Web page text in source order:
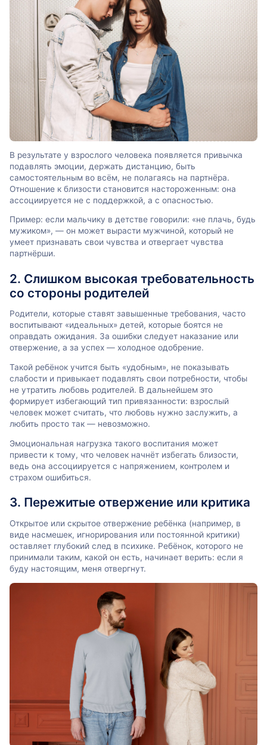
В результате у взрослого человека появляется привычка
подавлять эмоции, держать дистанцию, быть
самостоятельным во всём, не полагаясь на партнёра.
Отношение к близости становится настороженным: она
ассоциируется не с поддержкой, а с опасностью.
Пример: если мальчику в детстве говорили: «не плачь, будь
мужиком», — он может вырасти мужчиной, который не
умеет признавать свои чувства и отвергает чувства
партнёрши.
2. Слишком высокая требовательность
со стороны родителей
Родители, которые ставят завышенные требования, часто
воспитывают «идеальных» детей, которые боятся не
оправдать ожидания. За ошибки следует наказание или
отвержение, а за успех — холодное одобрение.
Такой ребёнок учится быть «удобным», не показывать
слабости и привыкает подавлять свои потребности, чтобы
не утратить любовь родителей. В дальнейшем это
формирует избегающий тип привязанности: взрослый
человек может считать, что любовь нужно заслужить, а
любить просто так — невозможно.
Эмоциональная нагрузка такого воспитания может
привести к тому, что человек начнёт избегать близости,
ведь она ассоциируется с напряжением, контролем и
страхом ошибиться.
3. Пережитые отвержение или критика
Открытое или скрытое отвержение ребёнка (например, в
виде насмешек, игнорирования или постоянной критики)
оставляет глубокий след в психике. Ребёнок, которого не
принимали таким, какой он есть, начинает верить: если я
буду настоящим, меня отвергнут.